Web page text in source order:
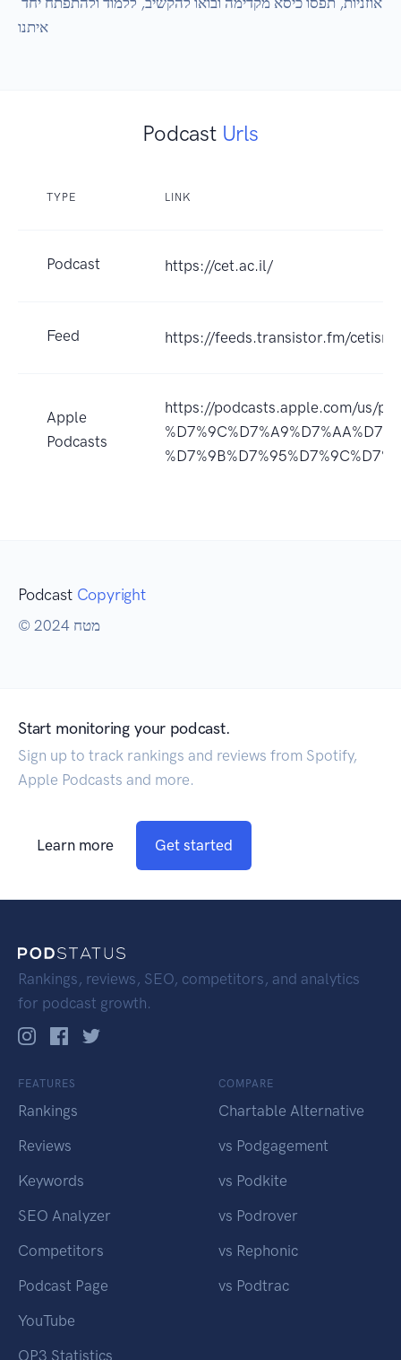
Podcast Urls
TYPE LINK
Podcast https://cet.ac.il/
Feed https://feeds.transistor.fm/
Apple
Podcasts
https://podcasts.apple.com/us/
Podcast Copyright
© 2024 מטח
Start monitoring your podcast.
Sign up to track rankings and reviews from Spotify,
Apple Podcasts and more.
Learn more Get started
Rankings, reviews, SEO, competitors, and analytics
for podcast growth.
FEATURES
Rankings
Reviews
Keywords
SEO Analyzer
Competitors
Podcast Page
YouTube
OP3 Statistics
COMPARE
Chartable Alternative
vs Podgagement
vs Podkite
vs Podrover
vs Rephonic
vs Podtrac